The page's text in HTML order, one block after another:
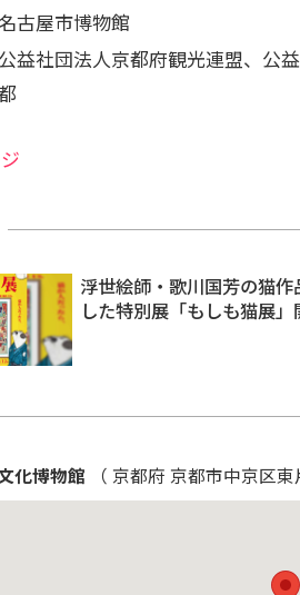
古屋市博物館
公益社団法人京都府観光連盟、公
浮世絵師・歌川国芳の猫
した特別展「もしも猫展」
化博物館 （ 京都府 京都市中京区東